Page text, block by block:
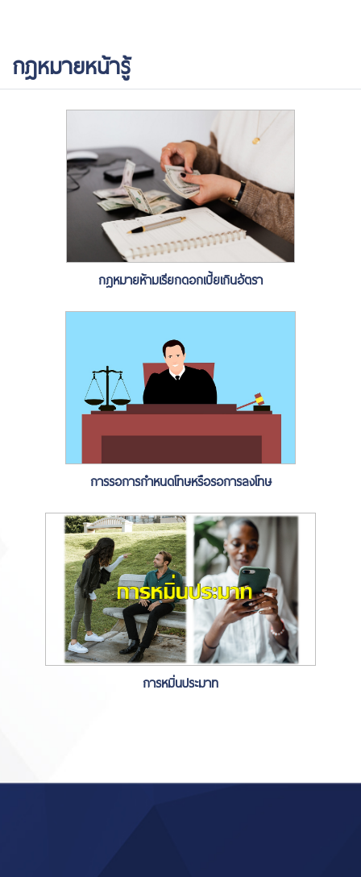
กฎหมายหน้ารู้
กฎหมายห้ามเรียกดอกเบี้ยเกินอัตรา
การรอการกำหนดโทษหรือรอการลงโทษ
การหมิ่นประมาท